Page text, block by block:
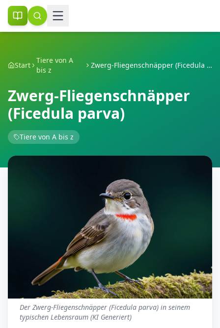
Start
Tiere von A
bis z
Zwerg-Fliegenschnäpper (Ficedula parva)
Zwerg-Fliegenschnäpper
(Ficedula parva)
Tiere von A bis z
Der Zwerg-Fliegenschnäpper (Ficedula parva) in seinem
typischen Lebensraum (KI Generiert)